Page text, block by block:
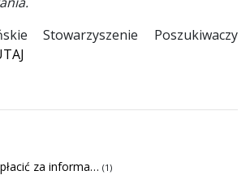
Stowarzyszenie Poszukiwaczy
za informa… (1)